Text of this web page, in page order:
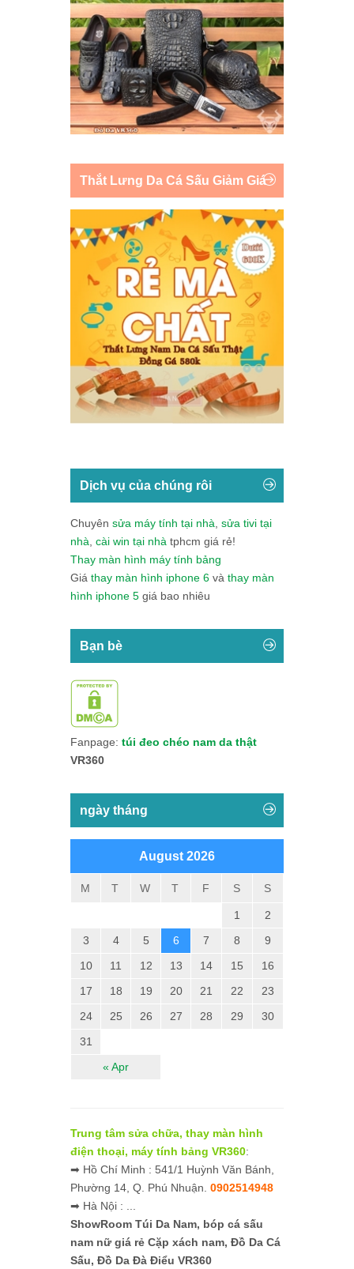
Thắt Lưng Da Cá Sấu Giảm Giá
Dịch vụ của chúng rôi
Chuyên sửa máy tính tại nhà sửa tivi tại
nhà cài win tại nhà tphcm giá rẻ!
Thay màn hình máy tính bảng
Giá thay màn hình iphone 6 và thay màn
hình iphone 5 giá bao nhiêu
Bạn bè
Fanpage: túi đeo chéo nam da thật
VR360
ngày tháng
August 2026
M T W T F S S
« Apr
1
2
3
4 5 6 7 8
9
10
11 12 13 14 15
16
17
18 19 20 21 22
23
24
25 26 27 28 29
30
31
Trung tâm sửa chữa, thay màn hình
điện thoại, máy tính bảng VR360:
➡ Hồ Chí Minh : 541/1 Huỳnh Văn Bánh,
Phường 14, Q. Phú Nhuận. 0902514948
➡ Hà Nội : ...
ShowRoom Túi Da Nam, bóp cá sấu
nam nữ giá rẻ Cặp xách nam, Đồ Da Cá
Sấu, Đồ Da Đà Điểu VR360